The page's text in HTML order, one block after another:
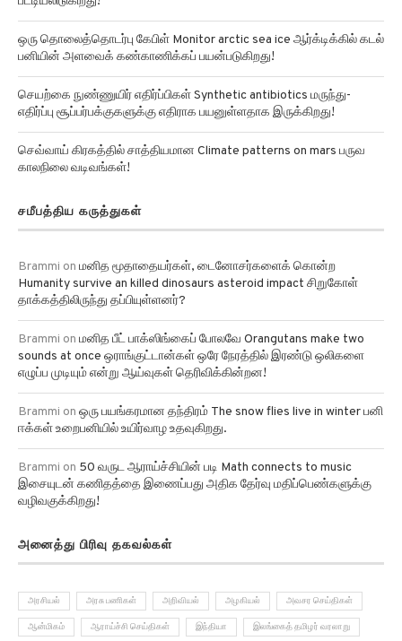
ஒரு தொலைத்தொடர்பு கேபிள் Monitor arctic sea ice ஆர்க்டிக்கில் கடல்
பனியின் அளவைக் கண்காணிக்கப் பயன்படுகிறது!
செயற்கை நுண்ணுயிர் எதிர்ப்பிகள் Synthetic antibiotics மருந்து-
எதிர்ப்பு சூப்பர்பக்குகளுக்கு எதிராக பயனுள்ளதாக இருக்கிறது!
செவ்வாய் கிரகத்தில் சாத்தியமான Climate patterns on mars பருவ
காலநிலை வடிவங்கள்!
சமீபத்திய கருத்துகள்
Brammi on மனித மூதாதையர்கள், டைனோசர்களைக் கொன்ற
Humanity survive an killed dinosaurs asteroid impact சிறுகோள்
தாக்கத்திலிருந்து தப்பியுள்ளனர்?
Brammi on மனித பீட் பாக்ஸிங்கைப் போலவே Orangutans make two
sounds at once ஒராங்குட்டான்கள் ஒரே நேரத்தில் இரண்டு ஒலிகளை
எழுப்ப முடியும் என்று ஆய்வுகள் தெரிவிக்கின்றன!
Brammi on ஒரு பயங்கரமான தந்திரம் The snow flies live in winter பனி
ஈக்கள் உறைபனியில் உயிர்வாழ உதவுகிறது.
Brammi on 50 வருட ஆராய்ச்சியின் படி Math connects to music
இசையுடன் கணிதத்தை இணைப்பது அதிக தேர்வு மதிப்பெண்களுக்கு
வழிவகுக்கிறது!
அனைத்து பிரிவு தகவல்கள்
அரசியல் அரசு பணிகள் அறிவியல் அழகியல் அவசர செய்திகள்
ஆன்மிகம் ஆராய்ச்சி செய்திகள் இந்தியா இலங்கைத் தமிழர் வரலாறு